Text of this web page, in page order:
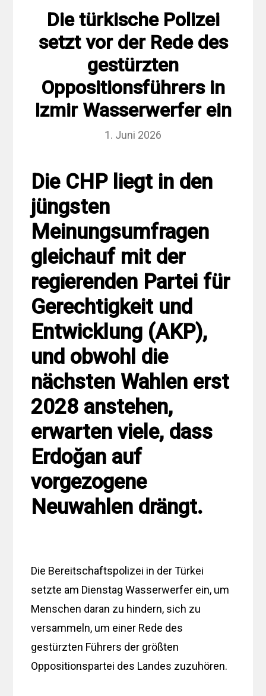
Die türkische Polizei
setzt vor der Rede des
gestürzten
Oppositionsführers in
Izmir Wasserwerfer ein
1. Juni 2026
Die CHP liegt in den
jüngsten
Meinungsumfragen
gleichauf mit der
regierenden Partei für
Gerechtigkeit und
Entwicklung (AKP),
und obwohl die
nächsten Wahlen erst
2028 anstehen,
erwarten viele, dass
Erdoğan auf
vorgezogene
Neuwahlen drängt.
Die Bereitschaftspolizei in der Türkei
setzte am Dienstag Wasserwerfer ein, um
Menschen daran zu hindern, sich zu
versammeln, um einer Rede des
gestürzten Führers der größten
Oppositionspartei des Landes zuzuhören.